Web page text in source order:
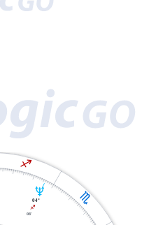
H
I
U
04°
I
08'